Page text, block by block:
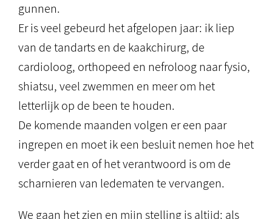
gunnen.
Er is veel gebeurd het afgelopen jaar: ik liep
van de tandarts en de kaakchirurg, de
cardioloog, orthopeed en nefroloog naar fysio,
shiatsu, veel zwemmen en meer om het
letterlijk op de been te houden.
De komende maanden volgen er een paar
ingrepen en moet ik een besluit nemen hoe het
verder gaat en of het verantwoord is om de
scharnieren van ledematen te vervangen.
We gaan het zien en mijn stelling is altijd: als